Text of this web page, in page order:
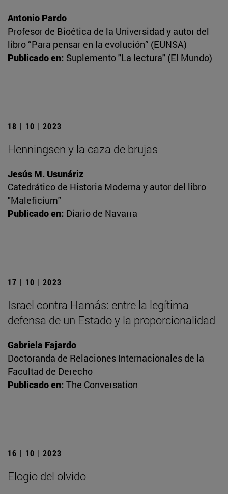
Antonio Pardo
Profesor de Bioética de la Universidad y autor del
libro “Para pensar en la evolución” (EUNSA)
Publicado en: Suplemento "La lectura" (El Mundo)
18 | 10 | 2023
Henningsen y la caza de brujas
Jesús M. Usunáriz
Catedrático de Historia Moderna y autor del libro
"Maleficium"
Publicado en: Diario de Navarra
17 | 10 | 2023
Israel contra Hamás: entre la legítima
defensa de un Estado y la proporcionalidad
Gabriela Fajardo
Doctoranda de Relaciones Internacionales de la
Facultad de Derecho
Publicado en: The Conversation
16 | 10 | 2023
Elogio del olvido